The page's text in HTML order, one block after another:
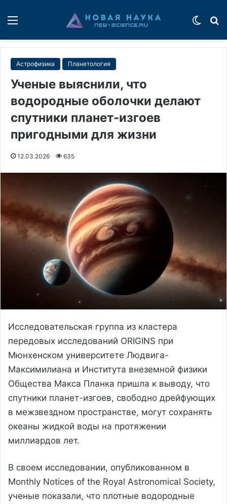
Астрофизика Планетология
Ученые выяснили, что
водородные оболочки делают
спутники планет-изгоев
пригодными для жизни
12.03.2026 635
Исследовательская группа из кластера
передовых исследований ORIGINS при
Мюнхенском университете Людвига-
Максимилиана и Института внеземной физики
Общества Макса Планка пришла к выводу, что
спутники планет-изгоев, свободно дрейфующих
в межзвездном пространстве, могут сохранять
океаны жидкой воды на протяжении
миллиардов лет.
В своем исследовании, опубликованном в
Monthly Notices of the Royal Astronomical Society,
ученые показали, что плотные водородные